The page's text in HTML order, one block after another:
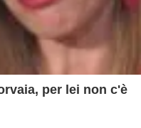
per lei non c'è